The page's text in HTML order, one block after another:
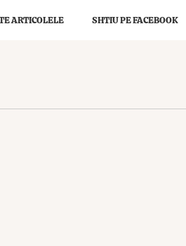
ARTICOLELE SHTIU PE FACEBOOK